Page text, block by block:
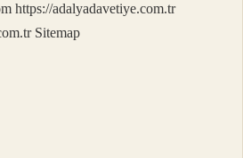
https://adalyadavetiye.com.tr
Sitemap